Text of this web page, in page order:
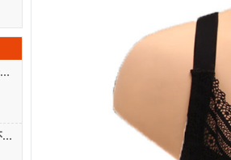
欧迪芬 2018 不分季节 少女文胸 OB8302
体会 文胸 2018 不分季节 光面文胸 BS1806